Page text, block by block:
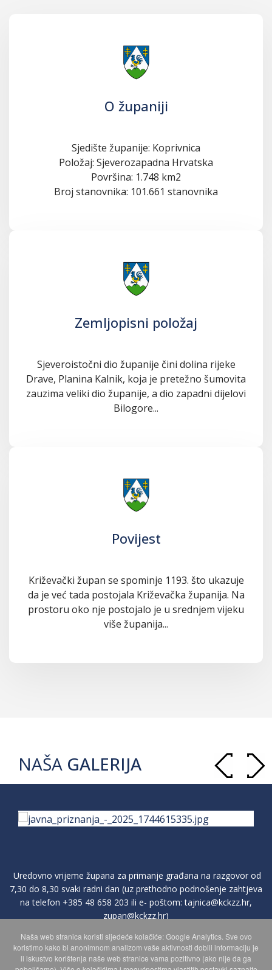
O županiji
Sjedište županije: Koprivnica
Položaj: Sjeverozapadna Hrvatska
Površina: 1.748 km2
Broj stanovnika: 101.661 stanovnika
Zemljopisni položaj
Sjeveroistočni dio županije čini dolina rijeke
Drave, Planina Kalnik, koja je pretežno šumovita
zauzima veliki dio županije, a dio zapadni dijelovi
Bilogore...
Povijest
Križevački župan se spominje 1193. što ukazuje
da je već tada postojala Križevačka županija. Na
prostoru oko nje postojalo je u srednjem vijeku
više županija...
NAŠA GALERIJA
Uredovno vrijeme župana za primanje građana na razgovor od
7,30 do 8,30 svaki radni dan (uz prethodno podnošenje zahtjeva
na telefon +385 48 658 203 ili e- poštom:tajnica@kckzz.hr,
zupan@kckzz.hr)
POLITIKA ZAŠTITE PRIVATNOSTI OSOBNIH PODATAKA
Naša web stranica koristi sljedeće kolačiće: Google Analytics. Sve ovo
koristimo kako bi anonimnom analizom vaše aktivnosti dobili informaciju je
li iskustvo korištenja naše web stranice vama pozitivno (ako nije da ga